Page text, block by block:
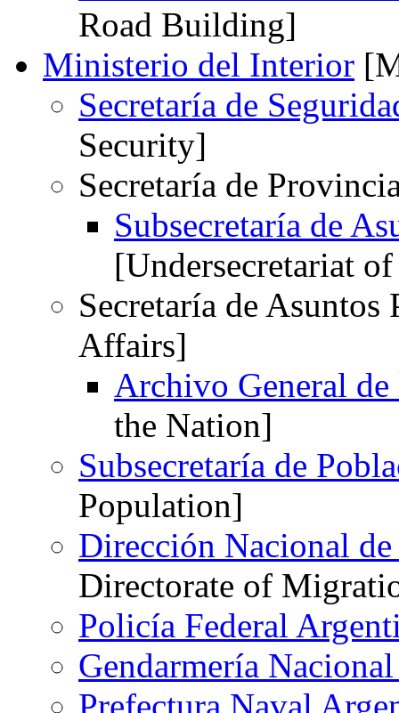
Road Building]
Ministerio del Interior
Secretaría de
Security]
Secretaría de
Subsecretaría de
[Undersecretariat
Secretaría de
Affairs]
Archivo General
the Nation]
Subsecretaría de
Population]
Dirección Nacional
Directorate of
Policía Federal
Gendarmería
Prefectura Naval